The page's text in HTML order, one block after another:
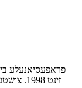
פראפעסיאנעלע
זינט 1998. צושטעלט "איין-סטאָפּ סערוויס און לייזונגען".